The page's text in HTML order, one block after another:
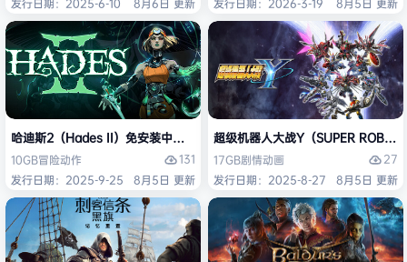
发行日期：2025-6-10
8月6日 更新
发行日期：2026-3-19
8月5日 更新
哈迪斯2（Hades II）免安装中文版
10GB冒险动作
131
发行日期：2025-9-25
8月5日 更新
超级机器人大战Y（SUPER
17GB剧情动画
27
发行日期：2025-8-27
8月5日 更新